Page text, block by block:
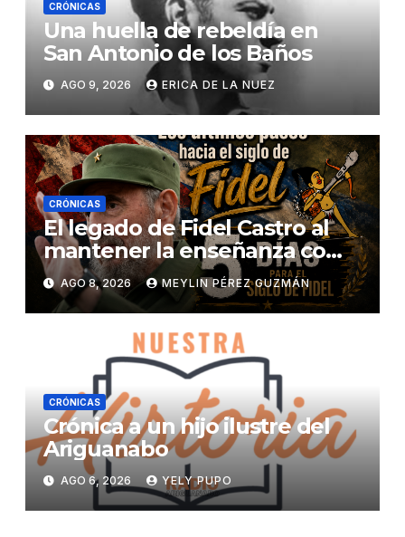
CRÓNICAS
Una huella de rebeldía en
San Antonio de los Baños
AGO 9, 2026 ERICA DE LA NUEZ
CRÓNICAS
El legado de Fidel Castro al
mantener la enseñanza como
un derecho universal
AGO 8, 2026 MEYLIN PÉREZ GUZMÁN
CRÓNICAS
Crónica a un hijo ilustre del
Ariguanabo
AGO 6, 2026 YELY PUPO